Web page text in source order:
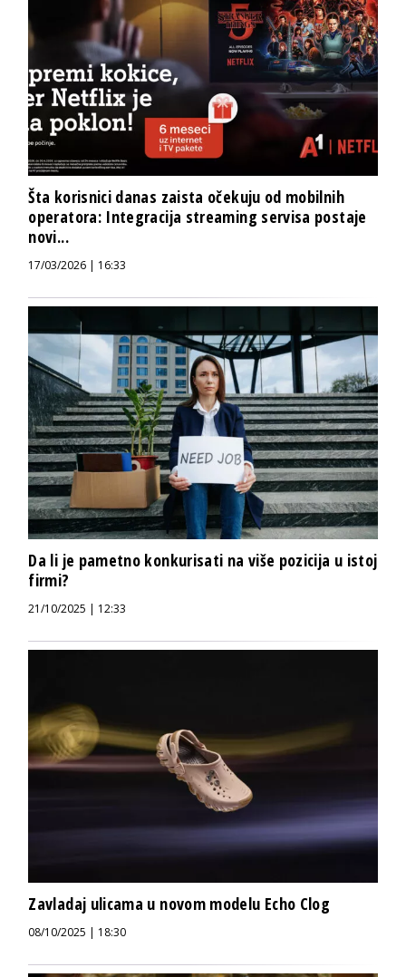
Šta korisnici danas zaista očekuju od mobilnih
operatora: Integracija streaming servisa postaje
novi...
17/03/2026 | 16:33
Da li je pametno konkurisati na više pozicija u istoj
firmi?
21/10/2025 | 12:33
Zavladaj ulicama u novom modelu Echo Clog
08/10/2025 | 18:30